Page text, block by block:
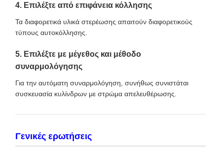
4. Επιλέξτε από επιφάνεια κόλλησης
Τα διαφορετικά υλικά στερέωσης απαιτούν διαφορετικούς
τύπους αυτοκόλλησης.
5. Επιλέξτε με μέγεθος και μέθοδο
συναρμολόγησης
Για την αυτόματη συναρμολόγηση, συνήθως συνιστάται
συσκευασία κυλίνδρων με στρώμα απελευθέρωσης.
Γενικές ερωτήσεις